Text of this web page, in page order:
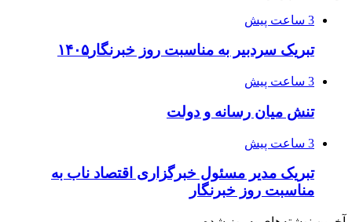
3 ساعت پیش
تبریک سردبیر به مناسبت روز خبرنگار۱۴۰۵
3 ساعت پیش
تنش میان رسانه و دولت
3 ساعت پیش
تبریک مدیر مسئول خبرگزاری اقتصاد ناب به
مناسبت روز خبرنگار